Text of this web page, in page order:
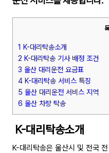
1 K-대리탁송소개
2 K-대리탁송 기사 배정 조건
3 울산 대리운전 요금표
4 K-대리탁송 서비스 특징
5 울산 대리운전 서비스 지역
6 울산 차량 탁송
K-대리탁송소개
K-대리탁송은 울산시 및 전국